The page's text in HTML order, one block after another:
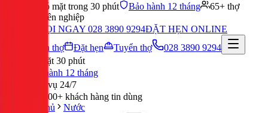
Có mặt trong 30 phút Bảo hành 12 tháng
65+ thợ
chuyên nghiệp
GỌI NGAY 028 3890 9294ĐẶT HẸN ONLINE
Tuyển thợ
Đặt hẹn Tuyển thợ
028 3890 9294
Có mặt 30 phút
Bảo hành 12 tháng
Phục vụ 24/7
300,000+ khách hàng tin dùng
Trang chủ
Nước